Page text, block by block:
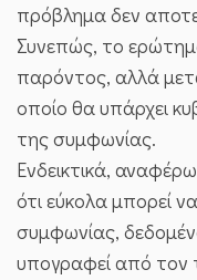
πρόβλημα δεν
Συνεπώς, το
παρόντος, αλλά
οποίο θα υπάρχει
της συμφωνίας.
Ενδεικτικά,
ότι εύκολα μπορεί
συμφωνίας,
υπογραφεί από τον